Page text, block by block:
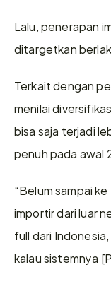
Lalu, penerapan
ditargetkan
Terkait dengan
menilai
bisa saja terjadi
penuh pada awal
“Belum sampai
importir dari luar
full dari
kalau sistemnya